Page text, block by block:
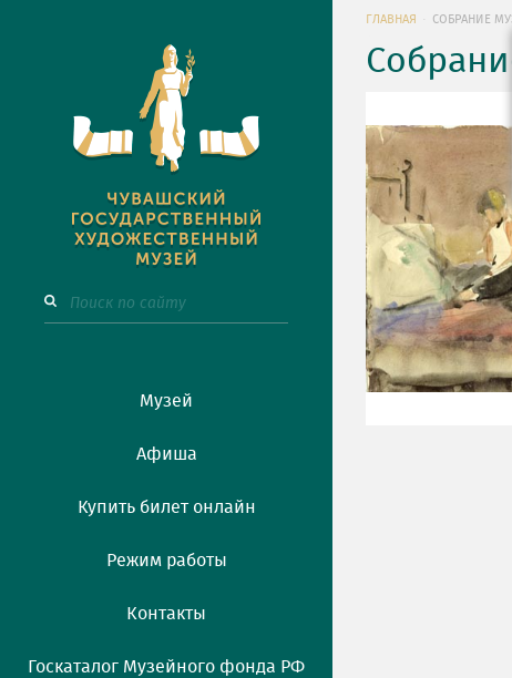
Музей
Афиша
Купить билет онлайн
Режим работы
Контакты
Госкаталог Музейного фонда РФ
ГЛАВНАЯ СОБРАНИЕ